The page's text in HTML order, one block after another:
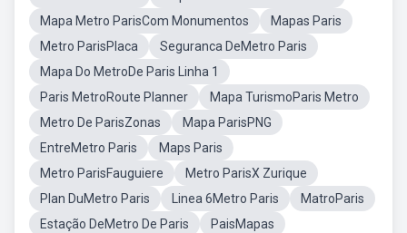
Mapa Metro ParisCom Monumentos
Mapas Paris
Metro ParisPlaca
Seguranca DeMetro Paris
Mapa Do MetroDe Paris Linha 1
Paris MetroRoute Planner
Mapa TurismoParis Metro
Metro De ParisZonas
Mapa ParisPNG
EntreMetro Paris
Maps Paris
Metro ParisFauguiere
Metro ParisX Zurique
Plan DuMetro Paris
Linea 6Metro Paris
MatroParis
Estação DeMetro De Paris
PaisMapas